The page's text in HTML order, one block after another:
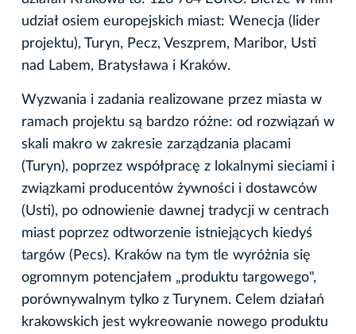
udział osiem europejskich miast: Wenecja (lider
projektu), Turyn, Pecz, Veszprem, Maribor, Usti
nad Labem, Bratysława i Kraków.
Wyzwania i zadania realizowane przez miasta w
ramach projektu są bardzo różne: od rozwiązań w
skali makro w zakresie zarządzania placami
(Turyn), poprzez współpracę z lokalnymi sieciami i
związkami producentów żywności i dostawców
(Usti), po odnowienie dawnej tradycji w centrach
miast poprzez odtworzenie istniejących kiedyś
targów (Pecs). Kraków na tym tle wyróżnia się
ogromnym potencjałem „produktu targowego",
porównywalnym tylko z Turynem. Celem działań
krakowskich jest wykreowanie nowego produktu